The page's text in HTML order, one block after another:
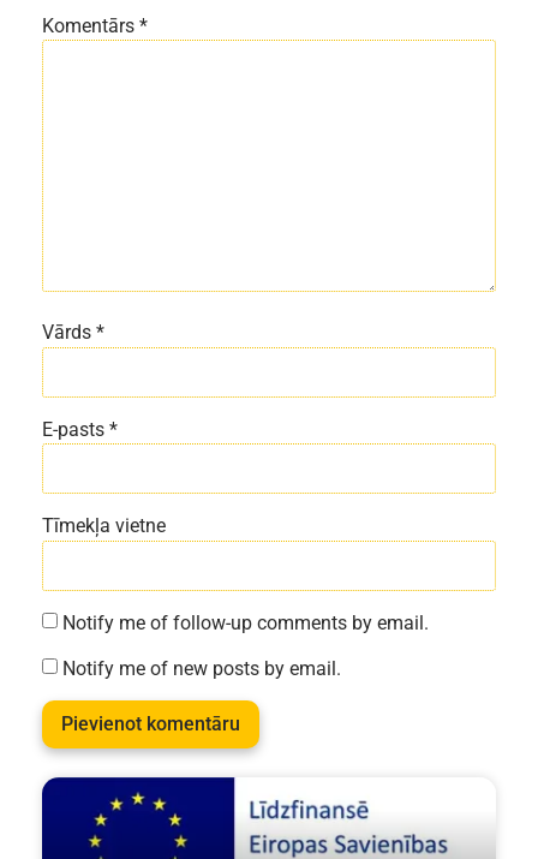
Komentārs *
Vārds *
E-pasts *
Tīmekļa vietne
Notify me of follow-up comments by email.
Notify me of new posts by email.